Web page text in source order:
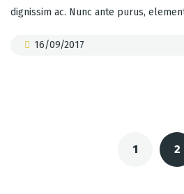
dignissim ac. Nunc ante purus,
16/09/2017
navigation
1 2